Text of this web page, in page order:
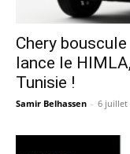
Chery
lance le
Tunisie !
Samir Belhassen - 6 juillet